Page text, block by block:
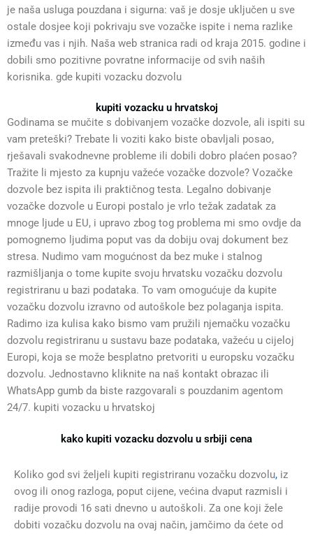
je naša usluga pouzdana i sigurna: vaš je dosje uključen u sve
ostale dosjee koji pokrivaju sve vozačke ispite i nema razlike
između vas i njih. Naša web stranica radi od kraja 2015. godine i
dobili smo pozitivne povratne informacije od svih naših
korisnika. gde kupiti vozacku dozvolu
kupiti vozacku u hrvatskoj
Godinama se mučite s dobivanjem vozačke dozvole, ali ispiti su
vam preteški? Trebate li voziti kako biste obavljali posao,
rješavali svakodnevne probleme ili dobili dobro plaćen posao?
Tražite li mjesto za kupnju važeće vozačke dozvole? Vozačke
dozvole bez ispita ili praktičnog testa. Legalno dobivanje
vozačke dozvole u Europi postalo je vrlo težak zadatak za
mnoge ljude u EU, i upravo zbog tog problema mi smo ovdje da
pomognemo ljudima poput vas da dobiju ovaj dokument bez
stresa. Nudimo vam mogućnost da bez muke i stalnog
razmišljanja o tome kupite svoju hrvatsku vozačku dozvolu
registriranu u bazi podataka. To vam omogućuje da kupite
vozačku dozvolu izravno od autoškole bez polaganja ispita.
Radimo iza kulisa kako bismo vam pružili njemačku vozačku
dozvolu registriranu u sustavu baze podataka, važeću u cijeloj
Europi, koja se može besplatno pretvoriti u europsku vozačku
dozvolu. Jednostavno kliknite na naš kontakt obrazac ili
WhatsApp gumb da biste razgovarali s pouzdanim agentom
24/7. kupiti vozacku u hrvatskoj
kako kupiti vozacku dozvolu u srbiji cena
Koliko god svi željeli kupiti registriranu vozačku dozvolu, iz
ovog ili onog razloga, poput cijene, većina dvaput razmisli i
radije provodi 16 sati dnevno u autoškoli. Za one koji žele
dobiti vozačku dozvolu na ovaj način, jamčimo da ćete od